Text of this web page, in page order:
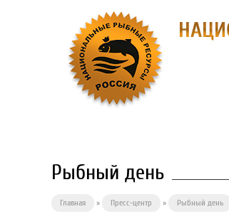
Рыбный день
Главная » Пресс-центр » Рыбный день